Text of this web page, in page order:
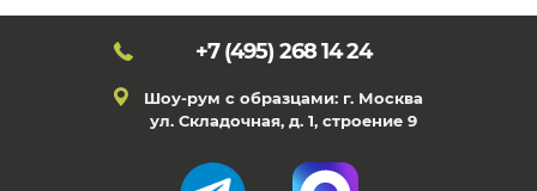
+7 (495) 268 14 24
Шоу-рум с образцами: г. Москва
ул. Складочная, д. 1, строение 9